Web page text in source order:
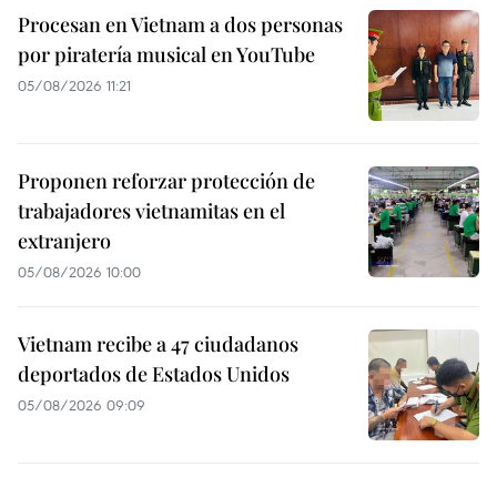
Procesan en Vietnam a dos personas
por piratería musical en YouTube
05/08/2026 11:21
Proponen reforzar protección de
trabajadores vietnamitas en el
extranjero
05/08/2026 10:00
Vietnam recibe a 47 ciudadanos
deportados de Estados Unidos
05/08/2026 09:09